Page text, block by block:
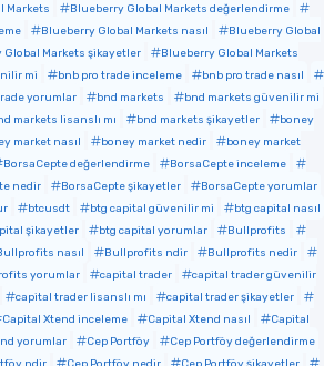
Markets
Blueberry Global Markets değerlendirme
Blueberry Global Markets nasıl
Blueberry Global
Global Markets şikayetler
Blueberry Global Markets
mi bnb pro trade inceleme
bnb pro trade nasıl
yorumlar bnd markets
bnd markets güvenilir mi
markets lisanslı mı bnd markets şikayetler
boney
market nasıl boney market nedir
boney market
BorsaCepte değerlendirme
BorsaCepte inceleme
nedir BorsaCepte şikayetler
BorsaCepte yorumlar
btcusdt btg capital güvenilir mi
btg capital nasıl
şikayetler btg capital yorumlar
Bullprofits
nasıl Bullprofits ndir
Bullprofits nedir
yorumlar capital trader
capital trader güvenilir
capital trader lisanslı mı
capital trader şikayetler
Capital Xtend inceleme Capital Xtend nasıl
Capital
yorumlar Cep Portföy
Cep Portföy değerlendirme